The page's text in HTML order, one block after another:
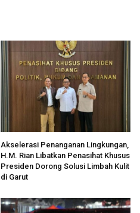
Akselerasi Penanganan Lingkungan,
H.M. Rian Libatkan Penasihat Khusus
Presiden Dorong Solusi Limbah Kulit
di Garut